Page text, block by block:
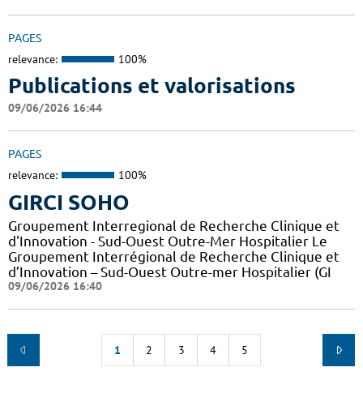
PAGES
relevance: 100%
Publications et valorisations
09/06/2026 16:44
PAGES
relevance: 100%
GIRCI SOHO
Groupement Interregional de Recherche Clinique et
d'Innovation - Sud-Ouest Outre-Mer Hospitalier Le
Groupement Interrégional de Recherche Clinique et
d’Innovation – Sud-Ouest Outre-mer Hospitalier (GI
09/06/2026 16:40
1 2 3 4 5